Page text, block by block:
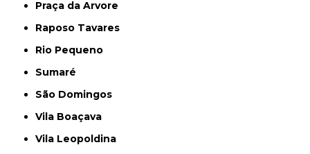
Praça da Arvore
Raposo Tavares
Rio Pequeno
Sumaré
São Domingos
Vila Boaçava
Vila Leopoldina